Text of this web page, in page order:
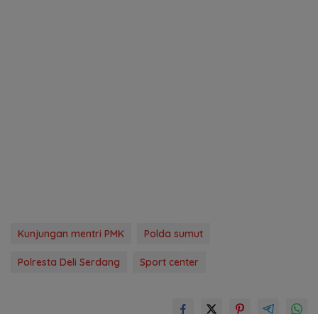
Kunjungan mentri PMK Polda sumut
Polresta Deli Serdang Sport center